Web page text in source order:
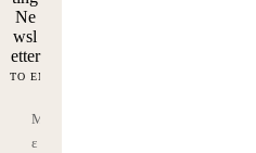
Ne
wsl
etter
Μ
ε